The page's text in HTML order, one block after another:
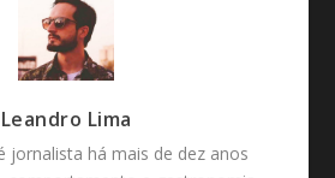
Leandro Lima
jornalista há mais de dez anos